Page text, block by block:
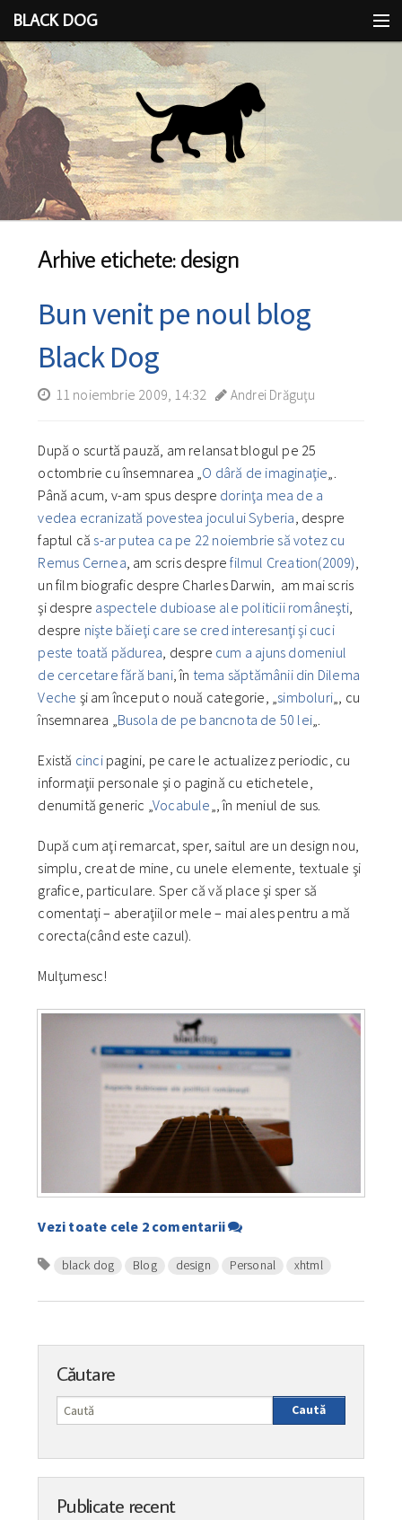
BLACK DOG
IDEEA
CU LIMBA SCOASĂ
Arhive etichete: design
Bun venit pe noul blog
Black Dog
11 noiembrie 2009, 14:32 Andrei Drăguţu
După o scurtă pauză, am relansat blogul pe 25
octombrie cu însemnarea „ O dâră de imaginaţie „.
Până acum, v-am spus despre dorinţa mea de a
vedea ecranizată povestea jocului Syberia , despre
faptul căs-ar putea ca pe 22 noiembrie să votez cu
Remus Cernea , am scris desprefilmul Creation(2009)
un film biografic despre Charles Darwin, am mai scris
şi despre aspectele dubioase ale politicii româneşti,
despre nişte băieţi care se cred interesanţi şi cuci
peste toată pădurea , despre cum a ajuns domeniul
de cercetare fără bani, în tema săptămânii din Dilema
Veche şi am început o nouă categorie, „simboluri „, cu
însemnarea „ Busola de pe bancnota de 50 lei „.
Există cincipagini, pe care le actualizez periodic, cu
informaţii personale şi o pagină cu etichetele,
denumită generic „Vocabule „, în meniul de sus.
După cum aţi remarcat, sper, saitul are un design nou,
simplu, creat de mine, cu unele elemente, textuale şi
grafice, particulare. Sper că vă place şi sper să
comentaţi – aberaţiilor mele – mai ales pentru a mă
corecta(când este cazul).
Mulţumesc!
Vezi toate cele 2 comentarii
black dog Blog design Personal xhtml
Căutare
Caută
Publicate recent